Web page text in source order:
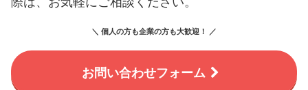
＼ 個人の方も企業の方も大歓迎！ ／
お問い合わせフォーム